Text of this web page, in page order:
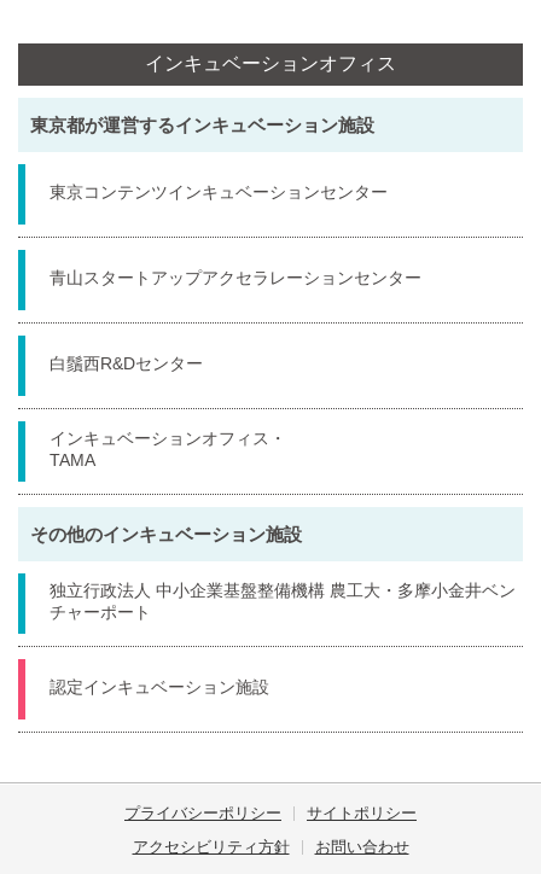
インキュベーションオフィス
東京都が運営するインキュベーション施設
東京コンテンツインキュベーションセンター
青山スタートアップアクセラレーションセンター
白鬚西R&Dセンター
インキュベーションオフィス・
TAMA
その他のインキュベーション施設
独立行政法人 中小企業基盤整備機構 農工大・多摩小金井ベン
チャーポート
認定インキュベーション施設
プライバシーポリシー
サイトポリシー
アクセシビリティ方針
お問い合わせ